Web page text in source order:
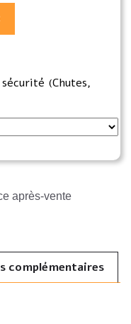
(Chutes,
après-vente
complémentaires